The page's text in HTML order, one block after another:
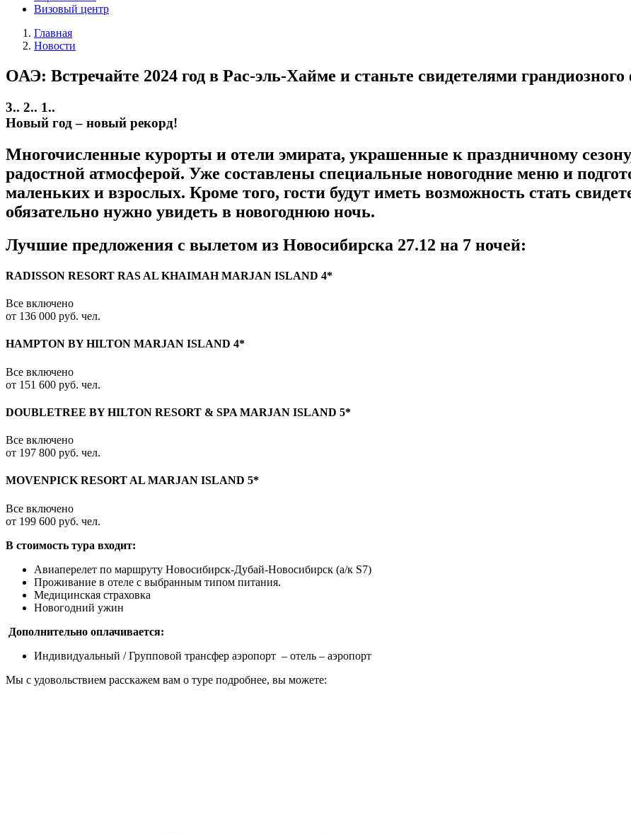
Визовый центр
Главная
Новости
ОАЭ: Встречайте 2024 год в Рас-эль-Хайме и станьте свидетелями грандиозного
3.. 2.. 1..
Новый год – новый рекорд!
Многочисленные курорты и отели эмирата, украшенные к праздничному сезону,
радостной атмосферой. Уже составлены специальные новогодние меню и
маленьких и взрослых. Кроме того, гости будут иметь возможность стать
обязательно нужно увидеть в новогоднюю ночь.
Лучшие предложения с вылетом из Новосибирска 27.12 на 7 ночей:
RADISSON RESORT RAS AL KHAIMAH MARJAN ISLAND 4*
Все включено
от 136 000 руб. чел.
HAMPTON BY HILTON MARJAN ISLAND 4*
Все включено
от 151 600 руб. чел.
DOUBLETREE BY HILTON RESORT & SPA MARJAN ISLAND 5*
Все включено
от 197 800 руб. чел.
MOVENPICK RESORT AL MARJAN ISLAND 5*
Все включено
от 199 600 руб. чел.
В стоимость тура входит:
Авиаперелет по маршруту Новосибирск-Дубай-Новосибирск (а/к S7)
Проживание в отеле с выбранным типом питания.
Медицинская страховка
Новогодний ужин
Дополнительно оплачивается:
Индивидуальный / Групповой трансфер аэропорт – отель – аэропорт
Мы с удовольствием расскажем вам о туре подробнее, вы можете: